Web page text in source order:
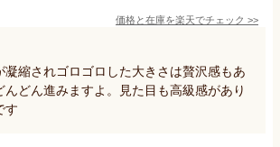
価格と在庫を楽天でチェック >>
凝縮されゴロゴロした大きさは贅沢感もあ
んどん進みますよ。見た目も高級感があり
す